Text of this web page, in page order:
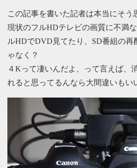
この記事を書いた記者は本当にそう
現状のフルHDテレビの画質に不満
ルHDでDVD見てたり、SD番組の再
ゃなく？
４Kって凄いんだよ、って言えば、
れると思ってるんなら大間違いもい